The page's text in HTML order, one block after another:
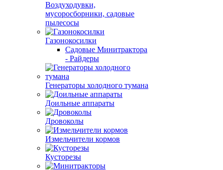
Воздуходувки,
мусоросборники, cадовые
пылесосы
Газонокосилки
Садовые Минитрактора
- Райдеры
Генераторы холодного тумана
Доильные аппараты
Дровоколы
Измельчители кормов
Кусторезы